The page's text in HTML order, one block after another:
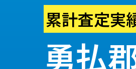
累計査定実
勇払